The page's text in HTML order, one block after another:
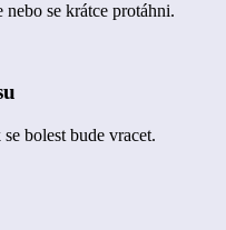
se krátce protáhni.
bolest bude vracet.